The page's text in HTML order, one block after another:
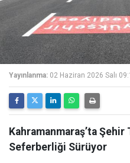
Yayınlanma: 02 Haziran 2026 Salı
Kahramanmaraş’ta
Seferberliği Sürüyor